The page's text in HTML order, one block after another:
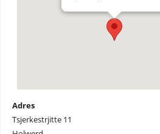
Adres
Tsjerkestrjitte 11